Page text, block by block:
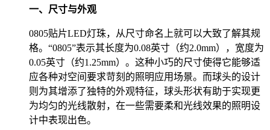
一、尺寸与外观
0805贴片LED灯珠，从尺寸命名上就可以大致了解其规
格。“0805”表示其长度为0.08英寸（约2.0mm），宽度为
0.05英寸（约1.25mm）。这种小巧的尺寸使得它能够适
应各种对空间要求苛刻的照明应用场景。而球头的设计
则为其增添了独特的外观特征，球头形状有助于实现更
为均匀的光线散射，在一些需要柔和光线效果的照明设
计中表现出色。